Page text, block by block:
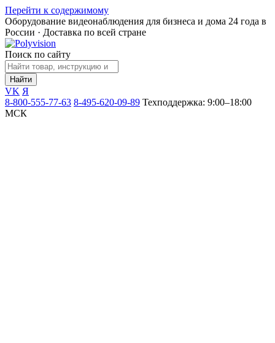
Перейти к содержимому
Оборудование видеонаблюдения для бизнеса и дома 24 года в
России · Доставка по всей стране
Поиск по сайту
Найти
VK Я
8-800-555-77-63 8-495-620-09-89 Техподдержка: 9:00–18:00
МСК